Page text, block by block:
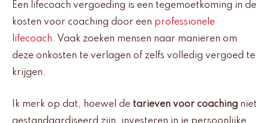
Een lifecoach vergoeding is een tegemoetkoming in de
kosten voor coaching door een professionele
lifecoach. Vaak zoeken mensen naar manieren om
deze onkosten te verlagen of zelfs volledig vergoed te
krijgen.
Ik merk op dat, hoewel de tarieven voor coaching niet